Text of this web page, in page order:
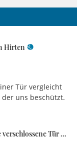
Hirten
Tür vergleicht
uns beschützt.
Tür …